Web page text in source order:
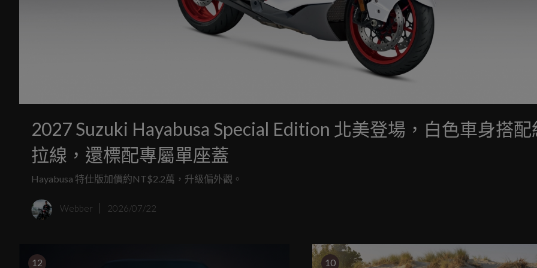
2027 Suzuki Hayabusa Special Edition 北美登場，白色車身搭
拉線，還標配專屬單座蓋
Hayabusa 特仕版加價約NT$2.2萬，升級偏外觀。
Webber 2026/07/22
12 10